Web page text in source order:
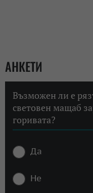
АНКЕТИ
Възможен ли е
световен мащаб
горивата?
Да
Не